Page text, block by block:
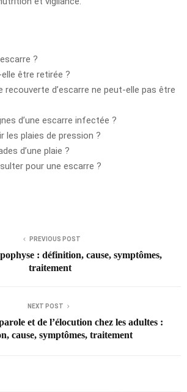
?
être retirée ?
recouverte d’escarre ne peut-elle pas être
d’une escarre infectée ?
les plaies de pression ?
d’une plaie ?
pour une escarre ?
PREVIOUS POST
: définition, cause, symptômes,
traitement
NEXT POST
et de l’élocution chez les adultes :
cause, symptômes, traitement